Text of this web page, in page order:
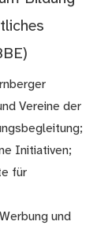
Vereine der
Initiativen;
für
und